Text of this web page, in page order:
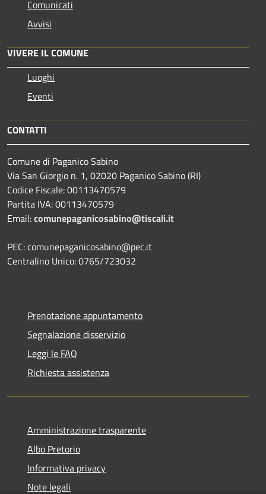
Comunicati
Avvisi
VIVERE IL COMUNE
Luoghi
Eventi
CONTATTI
Comune di Paganico Sabino
Via San Giorgio n. 1, 02020 Paganico Sabino (RI)
Codice Fiscale: 00113470579
Partita IVA: 00113470579
Email:comunepaganicosabino@tiscali.it
PEC: comunepaganicosabino@pec.it
Centralino Unico: 0765/723032
Prenotazione appuntamento
Segnalazione disservizio
Leggi le FAQ
Richiesta assistenza
Amministrazione trasparente
Albo Pretorio
Informativa privacy
Note legali